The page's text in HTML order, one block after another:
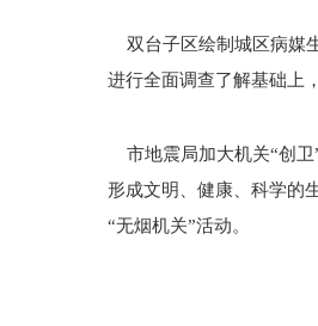
双台子区绘制城区病媒
进行全面调查了解基础上
市地震局加大机关“创卫
形成文明、健康、科学的
“无烟机关”活动。